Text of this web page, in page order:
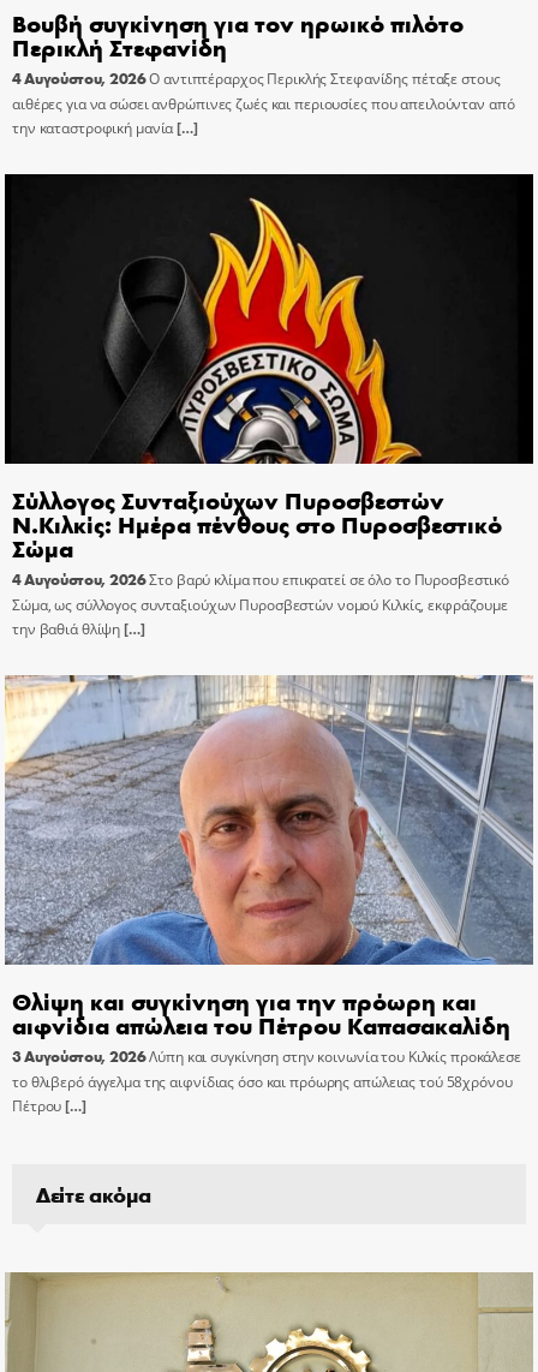
Βουβή συγκίνηση για τον ηρωικό πιλότο
Περικλή Στεφανίδη
4 Αυγούστου, 2026Ο αντιπτέραρχος Περικλής Στεφανίδης πέταξε στους
αιθέρες για να σώσει ανθρώπινες ζωές και περιουσίες που απειλούνταν από
την καταστροφική μανία[…]
Σύλλογος Συνταξιούχων Πυροσβεστών
Ν.Κιλκίς: Ημέρα πένθους στο Πυροσβεστικό
Σώμα
4 Αυγούστου, 2026Στο βαρύ κλίμα που επικρατεί σε όλο το Πυροσβεστικό
Σώμα, ως σύλλογος συνταξιούχων Πυροσβεστών νομού Κιλκίς, εκφράζουμε
την βαθιά θλίψη[…]
Θλίψη και συγκίνηση για την πρόωρη και
αιφνίδια απώλεια του Πέτρου Καπασακαλίδη
3 Αυγούστου, 2026Λύπη και συγκίνηση στην κοινωνία του Κιλκίς προκάλεσε
το θλιβερό άγγελμα της αιφνίδιας όσο και πρόωρης απώλειας τού 58χρόνου
Πέτρου[…]
Δείτε ακόμα